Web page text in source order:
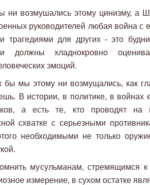
ни возмушались этому цинизму, а
руководителей любая война с
трагедиями для других - это
должны хладнокровно
эмоций.
бы мы этому ни возмущались, как
В истории, в политике, в войнах
а есть те, кто проводят на
схватке с серьезными
необходимыми не только
мусульманам, стремящимся к
измерение, в сухом остатке